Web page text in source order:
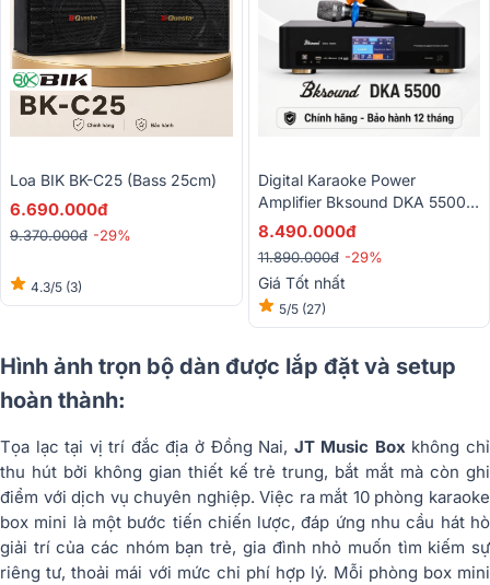
Loa BIK BK-C25 (Bass 25cm)
6.690.000đ
9.370.000đ -29%
4.3/5 (3)
Digital Karaoke Power
Amplifier Bksound DKA 5500
(2 Kênh, 250W, Kèm Micro
8.490.000đ
11.890.000đ -29%
Giá Tốt nhất
5/5 (27)
Hình ảnh trọn bộ dàn được lắp đặt và setup
hoàn thành:
Tọa lạc tại vị trí đắc địa ở Đồng Nai, JT Music Box không chỉ
thu hút bởi không gian thiết kế trẻ trung, bắt mắt mà còn ghi
điểm với dịch vụ chuyên nghiệp. Việc ra mắt 10 phòng karaoke
box mini là một bước tiến chiến lược, đáp ứng nhu cầu hát hò
giải trí của các nhóm bạn trẻ, gia đình nhỏ muốn tìm kiếm sự
riêng tư, thoải mái với mức chi phí hợp lý. Mỗi phòng box mini